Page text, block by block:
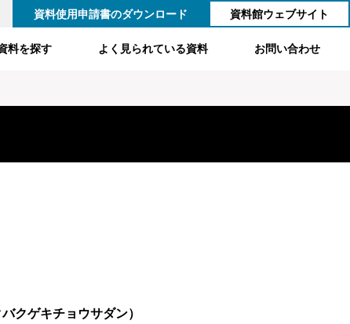
資料使用申請書のダウンロード 資料館ウェブサイト
料を探す よく見られている資料 お問い合わせ
クゲキチョウサダン）